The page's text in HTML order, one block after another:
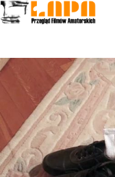
DO
TREŚCI